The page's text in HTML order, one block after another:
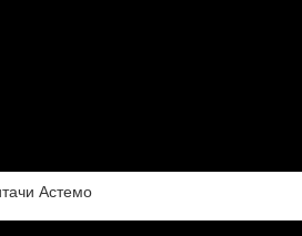
Астемо